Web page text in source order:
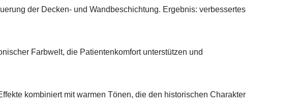
der Decken- und Wandbeschichtung. Ergebnis: verbessertes
Farbwelt, die Patientenkomfort unterstützen und
kombiniert mit warmen Tönen, die den historischen Charakter